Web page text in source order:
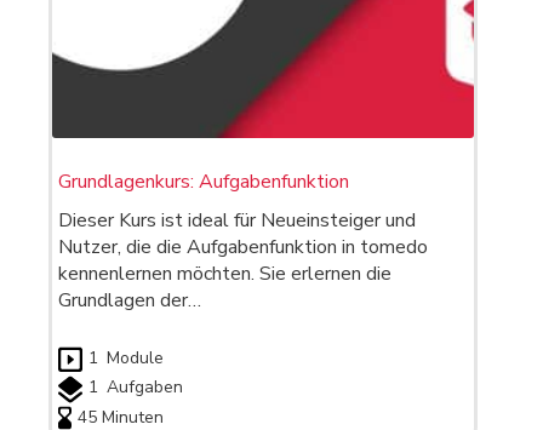
Grundlagenkurs: Aufgabenfunktion
Dieser Kurs ist ideal für Neueinsteiger und
Nutzer, die die Aufgabenfunktion in tomedo
kennenlernen möchten. Sie erlernen die
Grundlagen der…
1 Module
1 Aufgaben
45 Minuten